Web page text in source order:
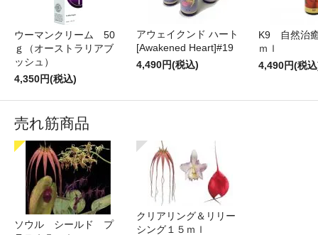
ウーマンクリーム 50
ｇ（オーストラリアブ
ッシュ）
4,350円(税込)
アウェイクンド ハート
[Awakened Heart]#19
4,490円(税込)
K9 自然治
ｍｌ
4,490円(税
売れ筋商品
ソウル シールド プ
クリアリング＆リリー
シング１５ｍｌ